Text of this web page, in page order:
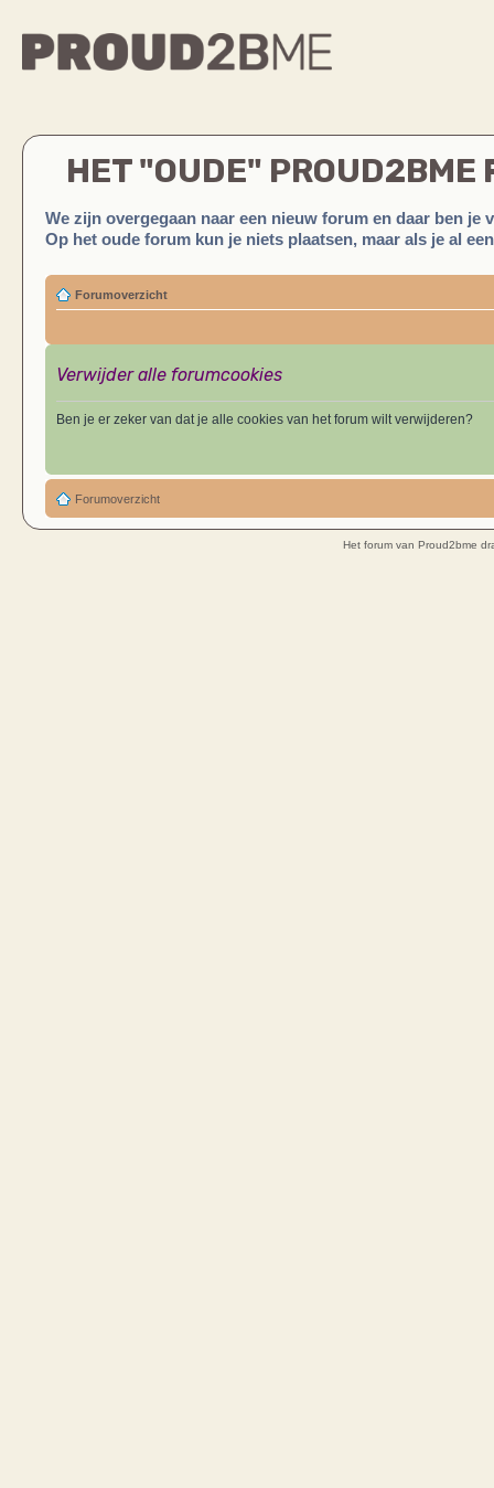
HET "OUDE" PROUD2BME
We zijn overgegaan naar een nieuw forum en daar ben je
Op het oude forum kun je niets plaatsen, maar als je al
Forumoverzicht
Verwijder alle forumcookies
Ben je er zeker van dat je alle cookies van het forum wilt verwijderen?
Forumoverzicht
Het forum van Proud2bme